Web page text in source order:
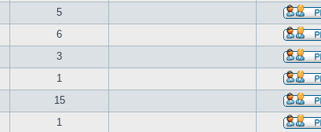
5
6
3
1
15
1